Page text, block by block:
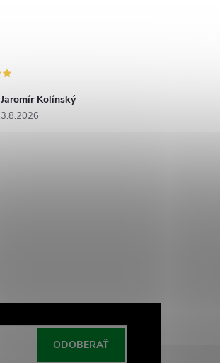
Jaromír Kolínský
3.8.2026
ODOBERAŤ